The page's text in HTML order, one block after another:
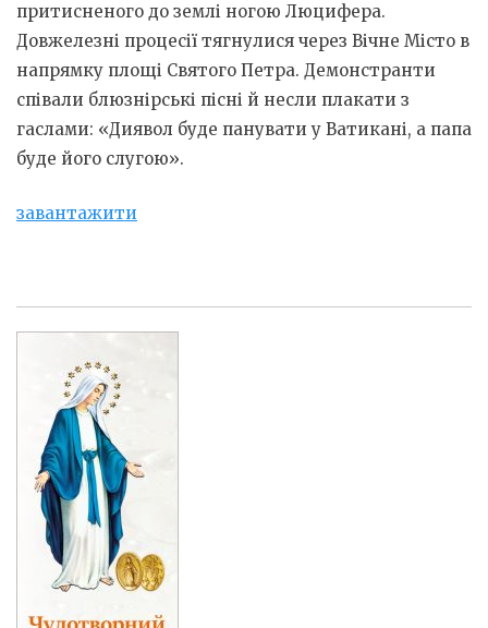
притисненого до землі ногою Люцифера.
Довжелезні процесії тягнулися через Вічне Місто в
напрямку площі Святого Петра. Демонстранти
співали блюзнірські пісні й несли плакати з
гаслами: «Диявол буде панувати у Ватикані, а папа
буде його слугою».
завантажити